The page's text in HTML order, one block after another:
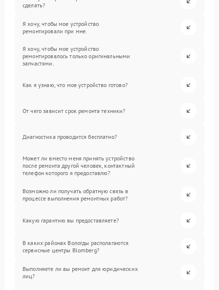
сделать?
Я хочу, чтобы мое устройство
ремонтировали при мне.
Я хочу, чтобы мое устройство
ремонтировалось только оригинальными
запчастями.
Как я узнаю, что мое устройство готово?
От чего зависит срок ремонта техники?
Диагностика проводится бесплатно?
Может ли вместо меня принять устройство
после ремонта другой человек, контактный
телефон которого я предоставлю?
Возможно ли получать обратную связь в
процессе выполнения ремонтных работ?
Какую гарантию вы предоставляете?
В каких районах Вологды располагаются
сервисные центры Blomberg?
Выполняете ли вы ремонт для юридических
лиц?